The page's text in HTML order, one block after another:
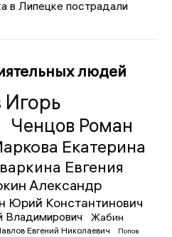
в Липецке пострадали
людей
Ченцов Роман
Екатерина
Евгения
Александр
Юрий Константинович
Владимирович
Жабин
Евгений Николаевич
Попов